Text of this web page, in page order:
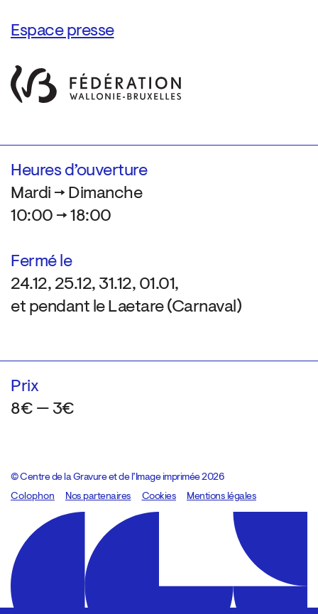
Espace presse
Heures d’ouverture
Mardi → Dimanche
10:00 → 18:00
Fermé le
24.12, 25.12, 31.12, 01.01,
et pendant le Laetare (Carnaval)
Prix
8€ — 3€
© Centre de la Gravure et de l’Image imprimée 2026
Colophon
Design:Marcel Kaczmarek, code:8080.studio
Nos partenaires Cookies Mentions légales